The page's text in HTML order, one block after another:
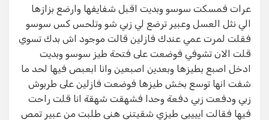
عرات فمسكت سوسو وبديت اقبل شفايفها وارضع بزازها
الي نثل العسل وعبير ترضع لي زبي شو وتلحس كس سوسو
فقلت لمرت عمي عندك فازلين قالت موجود اش بدك تسوي
قلت الان تشوفي فوضعت على فتحة طيز سوسو وبديت
ادخل اصبع بطيزها وبعدين اصبعين وانا ابعبص فيها لحد ما
شفت انها توسع بخش طيزها فوضعت فازلين على طربوش
زبي ودفعت زبي دفعة وحدا فشهقت شهقة انا قلت راحت
فيها فقالت اييييي طيزي شقيتني هنى طلبت من عبير تمص